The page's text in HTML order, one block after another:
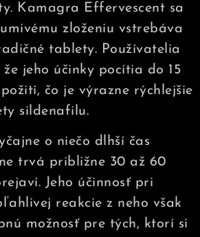
Kamagra Effervescent sa
zloženiu vstrebáva
tablety. Používatelia
jeho účinky pocítia do 15
čo je výrazne rýchlejšie
sildenafilu.
o niečo dlhší čas
trvá približne 30 až 60
Jeho účinnosť pri
reakcie z neho však
možnosť pre tých, ktorí si